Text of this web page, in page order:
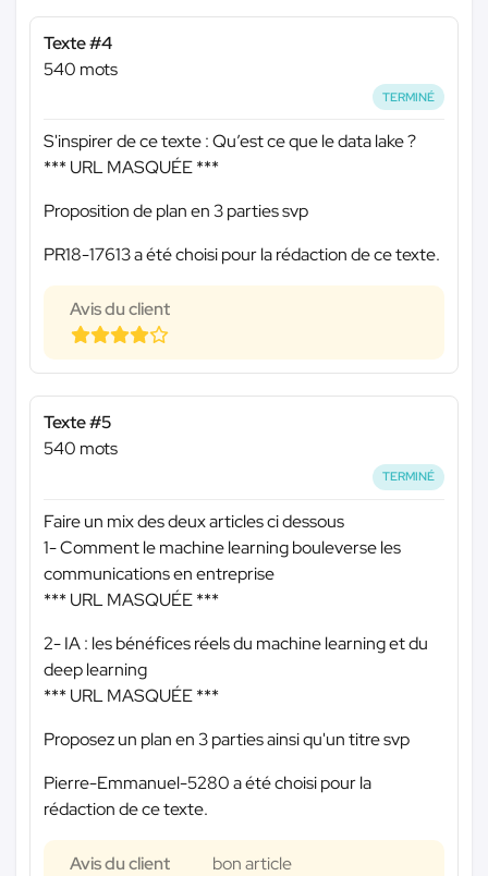
Texte #4
540 mots
TERMINÉ
S'inspirer de ce texte : Qu’est ce que le data lake ?
*** URL MASQUÉE ***
Proposition de plan en 3 parties svp
PR18-17613 a été choisi pour la rédaction de ce texte.
Avis du client
Texte #5
540 mots
TERMINÉ
Faire un mix des deux articles ci dessous
1- Comment le machine learning bouleverse les
communications en entreprise
*** URL MASQUÉE ***
2- IA : les bénéfices réels du machine learning et du
deep learning
*** URL MASQUÉE ***
Proposez un plan en 3 parties ainsi qu'un titre svp
Pierre-Emmanuel-5280 a été choisi pour la
rédaction de ce texte.
Avis du client bon article